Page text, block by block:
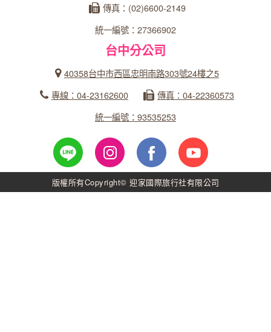
傳真：(02)6600-2149
統一編號：27366902
台中分公司
40358台中市西區忠明南路303號24樓之5
專線：04-23162600
傳真：04-22360573
統一編號：93535253
版權所有Copyright© 迎家國際旅行社有限公司